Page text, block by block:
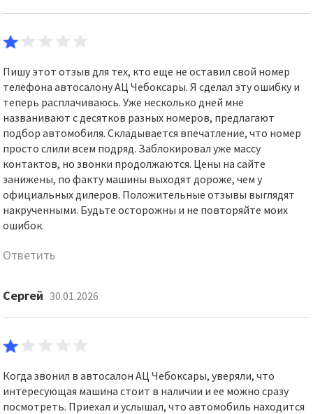
Пишу этот отзыв для тех, кто еще не оставил свой номер
телефона автосалону АЦ Чебоксары. Я сделал эту ошибку и
теперь расплачиваюсь. Уже несколько дней мне
названивают с десятков разных номеров, предлагают
подбор автомобиля. Складывается впечатление, что номер
просто слили всем подряд. Заблокировал уже массу
контактов, но звонки продолжаются. Цены на сайте
занижены, по факту машины выходят дороже, чем у
официальных дилеров. Положительные отзывы выглядят
накрученными. Будьте осторожны и не повторяйте моих
ошибок.
Ответить
Сергей 30.01.2026
Когда звонил в автосалон АЦ Чебоксары, уверяли, что
интересующая машина стоит в наличии и ее можно сразу
посмотреть. Приехал и услышал, что автомобиль находится